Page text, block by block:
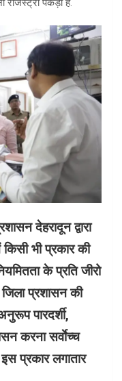
रजिस्ट्री पकड़ी हैं.
देहरादून द्वारा
भी प्रकार की
के प्रति जीरो
प्रशासन की
पारदर्शी,
करना सर्वाेच्च
प्रकार लगातार